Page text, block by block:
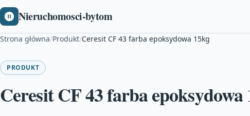
Nieruchomosci-bytom
Strona główna/Produkt/Ceresit CF 43 farba epoksydowa 15kg
PRODUKT
Ceresit CF 43 farba epoksydowa